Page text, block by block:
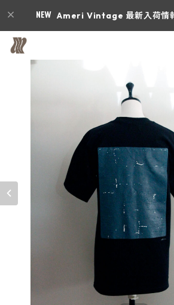
Ameri Vintage 最新入荷情